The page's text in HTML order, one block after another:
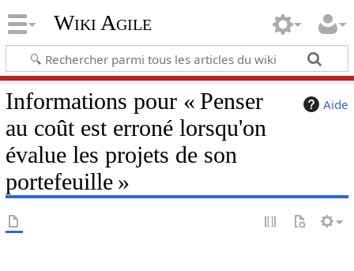
Wiki Agile
Aide
Informations pour « Penser
au coût est erroné lorsqu'on
évalue les projets de son
portefeuille »